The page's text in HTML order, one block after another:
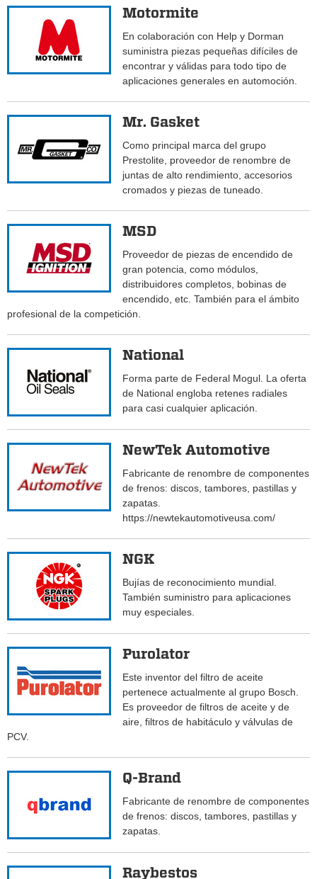
Motormite
En colaboración con Help y Dorman
suministra piezas pequeñas difíciles de
encontrar y válidas para todo tipo de
aplicaciones generales en automoción.
Mr. Gasket
Como principal marca del grupo
Prestolite, proveedor de renombre de
juntas de alto rendimiento, accesorios
cromados y piezas de tuneado.
MSD
Proveedor de piezas de encendido de
gran potencia, como módulos,
distribuidores completos, bobinas de
encendido, etc. También para el ámbito
profesional de la competición.
National
Forma parte de Federal Mogul. La oferta
de National engloba retenes radiales
para casi cualquier aplicación.
NewTek Automotive
Fabricante de renombre de componentes
de frenos: discos, tambores, pastillas y
zapatas.
https://newtekautomotiveusa.com/
NGK
Bujías de reconocimiento mundial.
También suministro para aplicaciones
muy especiales.
Purolator
Este inventor del filtro de aceite
pertenece actualmente al grupo Bosch.
Es proveedor de filtros de aceite y de
aire, filtros de habitáculo y válvulas de
PCV.
Q-Brand
Fabricante de renombre de componentes
de frenos: discos, tambores, pastillas y
zapatas.
Raybestos